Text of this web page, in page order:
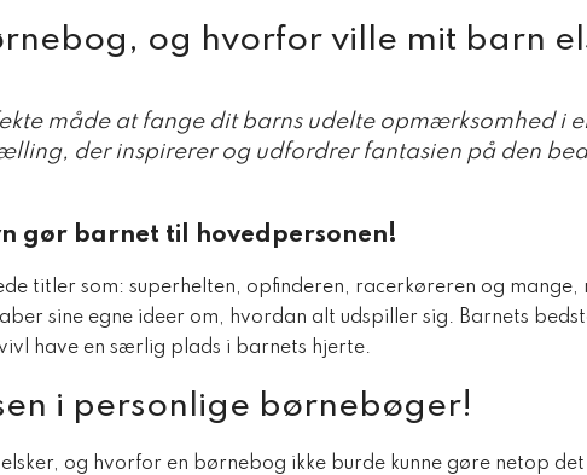
og hvorfor ville mit barn
måde at fange dit barns udelte opmærksomhed i
der inspirerer og udfordrer fantasien på den
gør barnet til hovedpersonen!
titler som: superhelten, opfinderen, racerkøreren og
sine egne ideer om, hvordan alt udspiller sig. Barnets
have en særlig plads i barnets hjerte.
i personlige børnebøger!
og hvorfor en børnebog ikke burde kunne gøre netop